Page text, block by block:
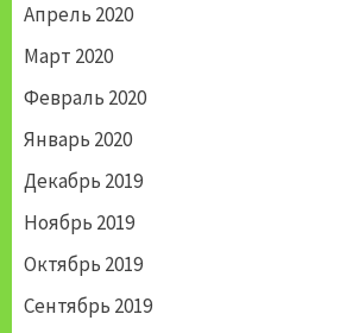
Апрель 2020
Март 2020
Февраль 2020
Январь 2020
Декабрь 2019
Ноябрь 2019
Октябрь 2019
Сентябрь 2019